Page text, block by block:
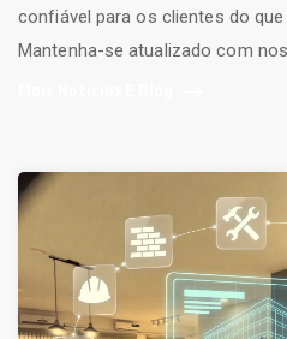
confiável para os clientes do
Mantenha-se atualizado com